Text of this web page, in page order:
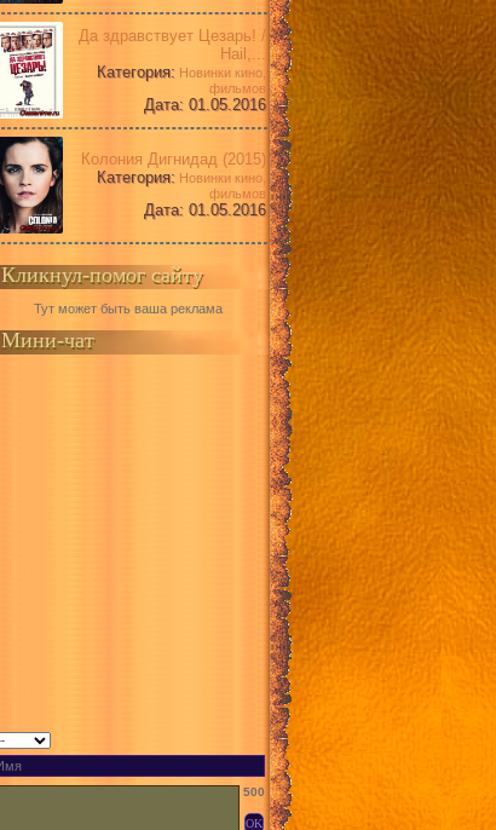
Да здравствует Цезарь! /
Hail,...
Категория: Новинки кино,
фильмов
Дата: 01.05.2016
Колония Дигнидад (2015)
Категория: Новинки кино,
фильмов
Дата: 01.05.2016
Кликнул-помог сайту
Тут может быть ваша реклама
Мини-чат
500